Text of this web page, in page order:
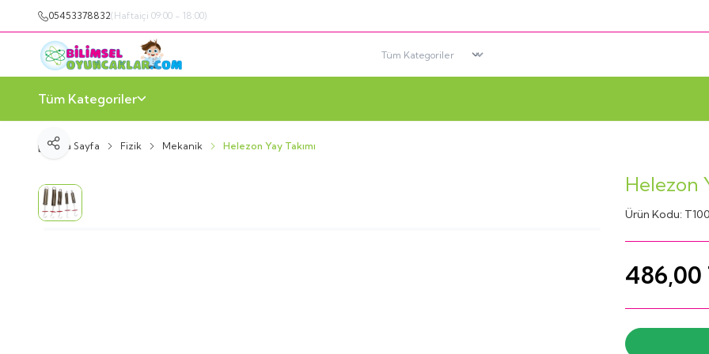
05453378832(Haftaiçi 09:00 - 18:00)
Tüm Kategoriler
Ana Sayfa Fizik Mekanik Helezon Yay Takımı
Paylaş
Helezon
Ürün Kodu:
486,00